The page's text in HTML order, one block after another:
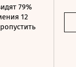
79%
12